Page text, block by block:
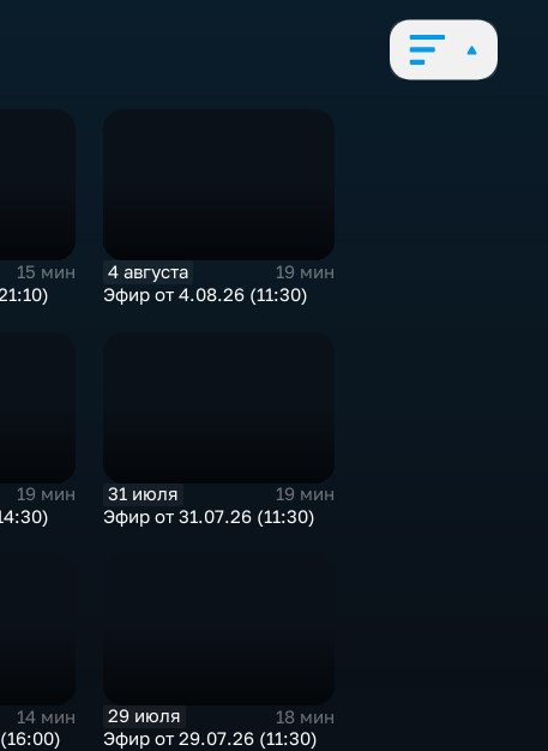
15 мин
4 августа
19 мин
Эфир от 4.08.26 (11:30)
19 мин
31 июля
19 мин
Эфир от 31.07.26 (11:30)
14 мин
29 июля
18 мин
Эфир от 29.07.26 (11:30)